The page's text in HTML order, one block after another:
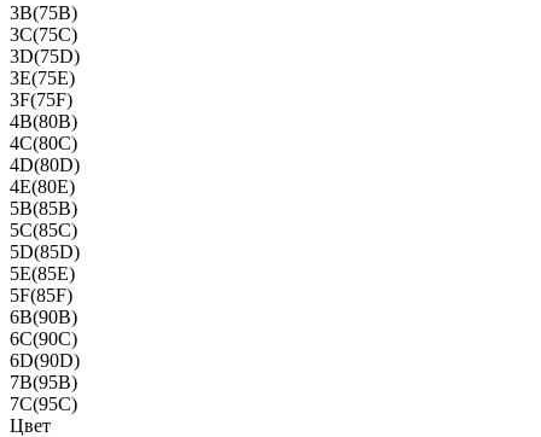
3B(75B)
3C(75C)
3D(75D)
3E(75E)
3F(75F)
4B(80B)
4C(80C)
4D(80D)
4E(80E)
5B(85B)
5C(85C)
5D(85D)
5E(85E)
5F(85F)
6B(90B)
6C(90C)
6D(90D)
7B(95B)
7C(95C)
Цвет